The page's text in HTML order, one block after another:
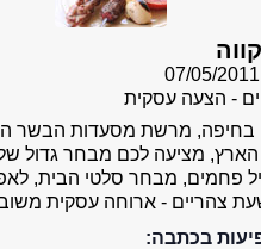
07/05/2011
- הצעה עסקית
בחיפה, מרשת מסעדות הבשר
מציעה לכם מבחר גדול של
פחמים, מבחר סלטי הבית,
צהריים - ארוחה עסקית
בכתבה: